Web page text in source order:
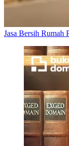
Jasa Bersih Rumah